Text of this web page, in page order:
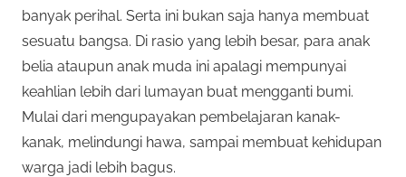
banyak perihal. Serta ini bukan saja hanya membuat
sesuatu bangsa. Di rasio yang lebih besar, para anak
belia ataupun anak muda ini apalagi mempunyai
keahlian lebih dari lumayan buat mengganti bumi.
Mulai dari mengupayakan pembelajaran kanak-
kanak, melindungi hawa, sampai membuat kehidupan
warga jadi lebih bagus.